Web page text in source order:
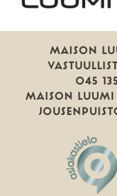
MAISON
045
MAISON